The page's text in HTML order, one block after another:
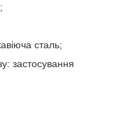
сталь;
застосування